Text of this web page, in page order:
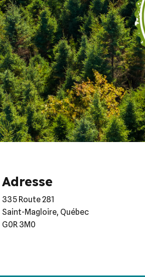
Adresse
335 Route 281
Saint-Magloire, Québec
G0R 3M0